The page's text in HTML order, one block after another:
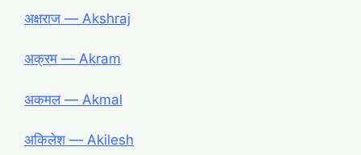
अक्षराज ― Akshraj
अक्रम ― Akram
अकमल ― Akmal
अकिलेश ― Akilesh